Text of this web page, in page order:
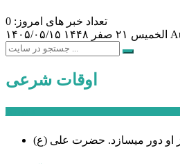
تعداد خبر های امروز: 0
۱۴۰۵/۰۵/۱۵
الخميس ۲۱ صفر ۱۴۴۸
اوقات شرعی
او دور میسازد. حضرت علی (ع)